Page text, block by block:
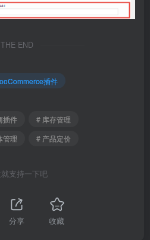
THE END
插件
插件
# 库存管理
管理 # 产品定价
支持一下吧
分享 收藏